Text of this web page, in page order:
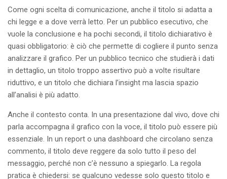
Come ogni scelta di comunicazione, anche il titolo si adatta a
chi legge e a dove verrà letto. Per un pubblico esecutivo, che
vuole la conclusione e ha pochi secondi, il titolo dichiarativo è
quasi obbligatorio: è ciò che permette di cogliere il punto senza
analizzare il grafico. Per un pubblico tecnico che studierà i dati
in dettaglio, un titolo troppo assertivo può a volte risultare
riduttivo, e un titolo che dichiara l’insight ma lascia spazio
all’analisi è più adatto.
Anche il contesto conta. In una presentazione dal vivo, dove chi
parla accompagna il grafico con la voce, il titolo può essere più
essenziale. In un report o una dashboard che circolano senza
commento, il titolo deve reggere da solo tutto il peso del
messaggio, perché non c’è nessuno a spiegarlo. La regola
pratica è chiedersi: se qualcuno vedesse solo questo titolo e